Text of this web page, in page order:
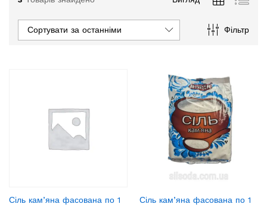
Фільтр
Сортувати за останніми
Сіль кам’яна фасована по 1
Сіль кам’яна фасована по 1